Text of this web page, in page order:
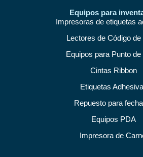
Equipos para
Impresoras de etiquetas
Lectores de Código de
Equipos para Punto de
Cintas Ribbon
Etiquetas
Repuesto para
Equipos PDA
Impresora de